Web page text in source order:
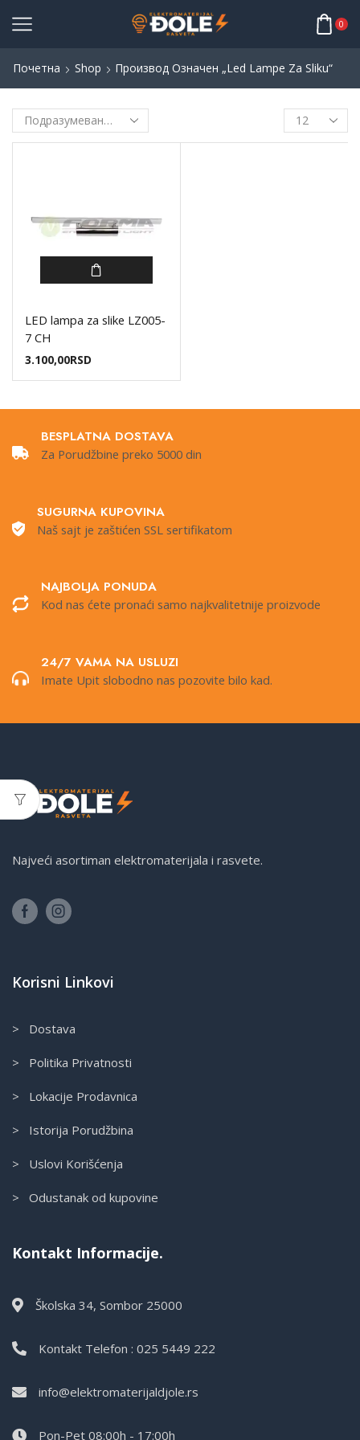
0
Почетна Shop Производ Oзначен „led Lampe Za Sliku“
LED lampa za slike LZ005-
7 CH
3.100,00RSD
BESPLATNA DOSTAVA
Za Porudžbine preko 5000 din
SUGURNA KUPOVINA
Naš sajt je zaštićen SSL sertifikatom
NAJBOLJA PONUDA
Kod nas ćete pronaći samo najkvalitetnije proizvode
24/7 VAMA NA USLUZI
Imate Upit slobodno nas pozovite bilo kad.
Najveći asortiman elektromaterijala i rasvete.
Korisni Linkovi
> Dostava
> Politika Privatnosti
> Lokacije Prodavnica
> Istorija Porudžbina
> Uslovi Korišćenja
> Odustanak od kupovine
Kontakt Informacije.
Školska 34, Sombor 25000
Kontakt Telefon : 025 5449 222
info@elektromaterijaldjole.rs
Pon-Pet 08:00h - 17:00h